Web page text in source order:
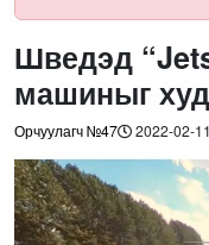
Шведэд
машиныг
Орчуулагч №47 2022-02-